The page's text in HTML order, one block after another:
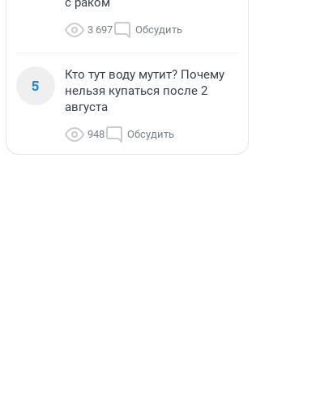
3 697 Обсудить
5
Кто тут воду мутит? Почему
нельзя купаться после 2
августа
948 Обсудить